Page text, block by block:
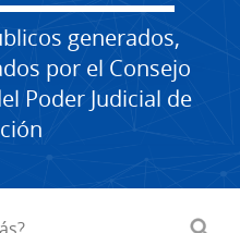
generados,
por el Consejo
Poder Judicial de